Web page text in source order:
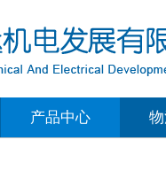
产品中心